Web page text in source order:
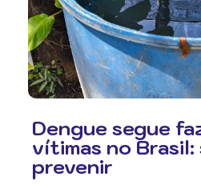
Dengue segue
vítimas no Brasil:
prevenir